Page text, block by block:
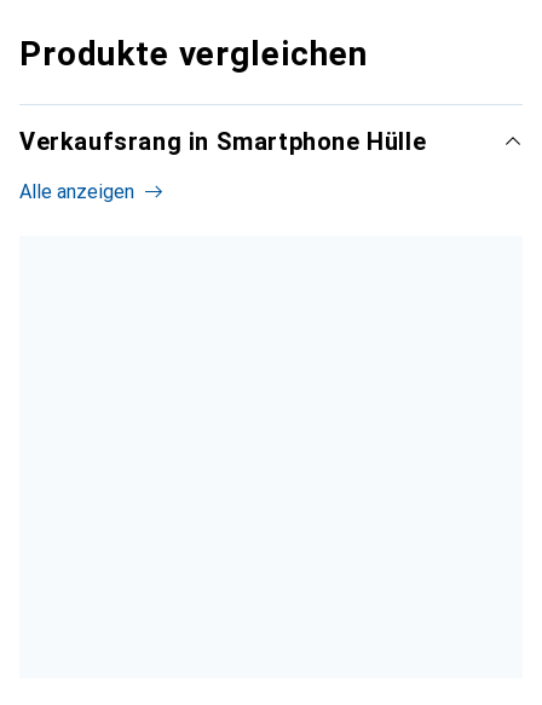
Produkte vergleichen
Verkaufsrang in Smartphone Hülle
Alle anzeigen